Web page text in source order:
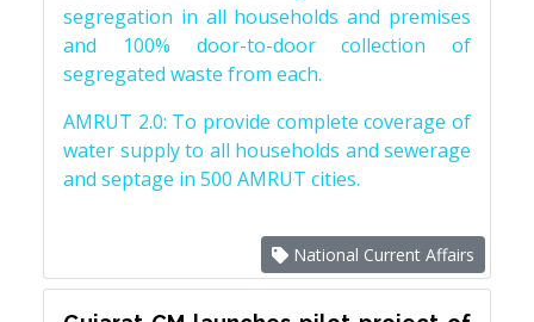
segregation in all households and premises
and 100% door-to-door collection of
segregated waste from each.
AMRUT 2.0: To provide complete coverage of
water supply to all households and sewerage
and septage in 500 AMRUT cities.
National Current Affairs